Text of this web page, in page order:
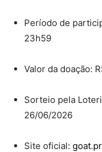
Período de
23h59
Valor da doação:
Sorteio pela
26/06/2026
Site oficial: